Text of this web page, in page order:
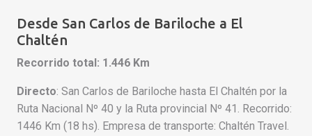
Desde San Carlos de Bariloche a El
Chaltén
Recorrido total: 1.446 Km
Directo: San Carlos de Bariloche hasta El Chaltén por la
Ruta Nacional Nº 40 y la Ruta provincial Nº 41. Recorrido:
1446 Km (18 hs). Empresa de transporte: Chaltén Travel.